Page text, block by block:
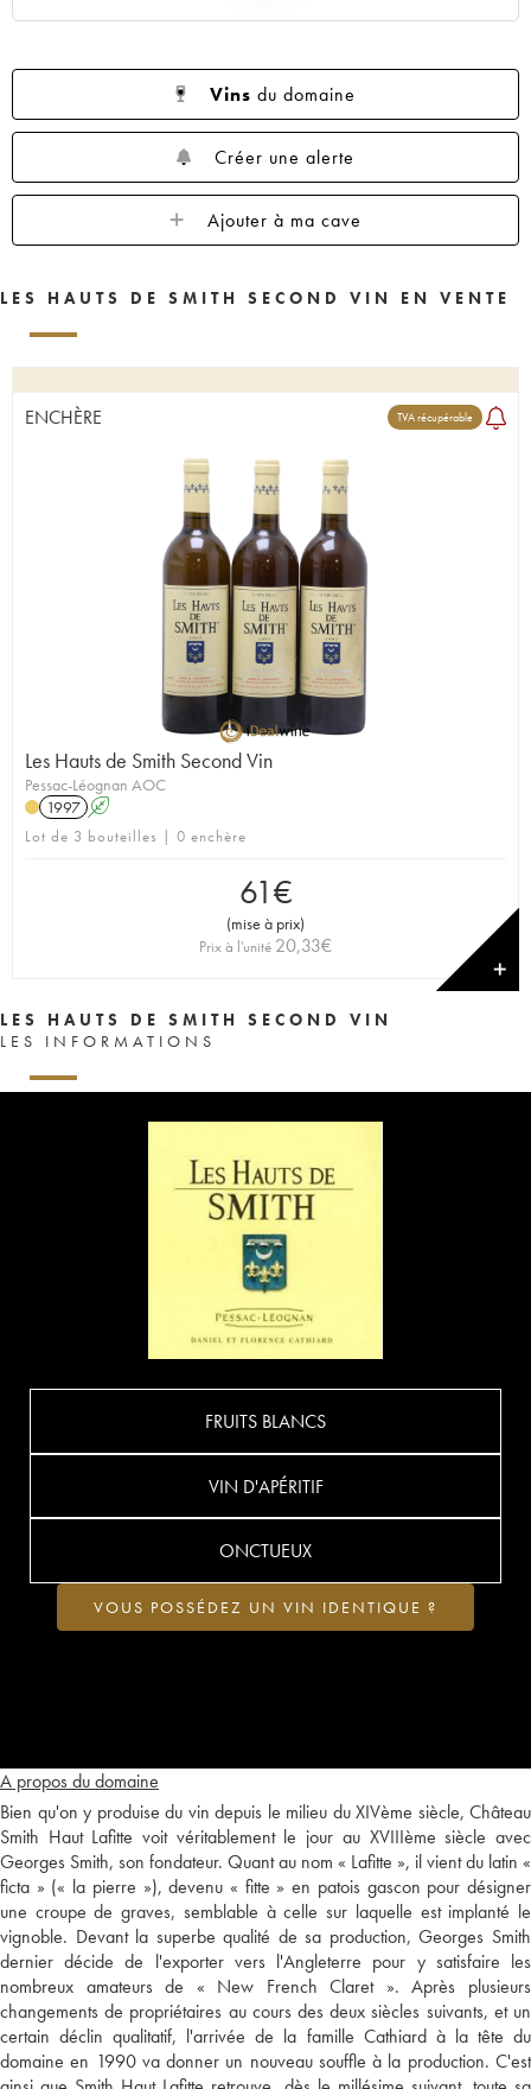
Vins du domaine
Créer une alerte
Ajouter à ma cave
LES HAUTS DE SMITH SECOND VIN EN VENTE
ENCHÈRE TVA récupérable
Les Hauts de Smith Second Vin
Pessac-Léognan AOC
1997 A
Lot de 3 bouteilles | 0 enchère
61€
(mise à prix)
Prix à l'unité 20,33€
✕
LES HAUTS DE SMITH SECOND VIN
LES INFORMATIONS
A propos du domaine
Bien qu'on y produise du vin depuis le milieu du XIVème siècle, Château
Smith Haut Lafitte voit véritablement le jour au XVIIIème siècle avec
Georges Smith, son fondateur. Quant au nom « Lafitte », il vient du latin «
ficta » (« la pierre »), devenu « fitte » en patois gascon pour désigner
une croupe de graves, semblable à celle sur laquelle est implanté le
vignoble. Devant la superbe qualité de sa production, Georges Smith
dernier décide de l'exporter vers l'Angleterre pour y satisfaire les
nombreux amateurs de « New French Claret ». Après plusieurs
changements de propriétaires au cours des deux siècles suivants, et un
certain déclin qualitatif, l'arrivée de la famille Cathiard à la tête du
domaine en 1990 va donner un nouveau souffle à la production. C'est
FRUITS BLANCS
VIN D'APÉRITIF
ONCTUEUX
VOUS POSSÉDEZ UN VIN IDENTIQUE ?